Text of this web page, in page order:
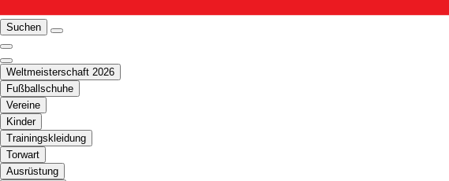
Suchen
Weltmeisterschaft 2026
Fußballschuhe
Vereine
Kinder
Trainingskleidung
Torwart
Ausrüstung